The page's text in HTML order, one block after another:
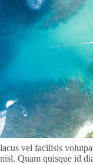
lacus vel facilisis
nisl. Quam quisque id